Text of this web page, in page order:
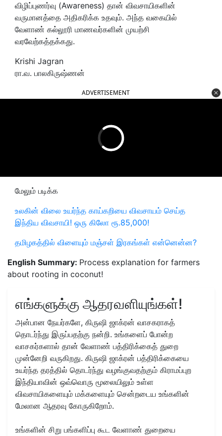
விழிப்புணர்வு (Awareness) தான் விவசாயிகளின்
வருமானத்தை அதிகரிக்க உதவும். அந்த வகையில்
வேளாண் கல்லூரி மாணவர்களின் முயற்சி
வரவேற்கத்தக்கது.
Krishi Jagran
ரா.வ. பாலகிருஷ்ணன்
ADVERTISEMENT
மேலும் படிக்க
உலகின் விலை உயர்ந்த காய்கறியை விவசாயம் செய்த
இந்திய விவசாயி! ஒரு கிலோ ரூ.85,000!
தமிழகத்தில் விளையும் மஞ்சள் இரகங்கள் என்னென்ன?
English Summary: Process explanation for farmers
about rooting in coconut!
எங்களுக்கு ஆதரவளியுங்கள்!
அன்பான நேயர்களே, கிருஷி ஜாக்ரன் வாசகராகத்
தொடர்ந்து இருப்பதற்கு நன்றி. உங்களைப் போன்ற
வாசகர்களால் தான் வேளாண் பத்திரிக்கைத் துறை
முன்னேறி வருகிறது. கிருஷி ஜாக்ரன் பத்திரிக்கையை
உயர்ந்த தரத்தில் தொடர்ந்து வழங்குவதற்கும் கிராமப்புற
இந்தியாவின் ஒவ்வொரு மூலையிலும் உள்ள
விவசாயிகளையும் மக்களையும் சென்றடைய உங்களின்
மேலான ஆதரவு கோருகிறோம்.
உங்களின் சிறு பங்களிப்பு கூட வேளாண் துறையை